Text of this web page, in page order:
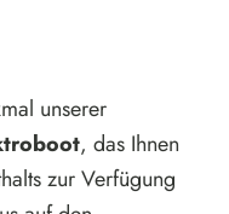
unserer
, das Ihnen
zur Verfügung